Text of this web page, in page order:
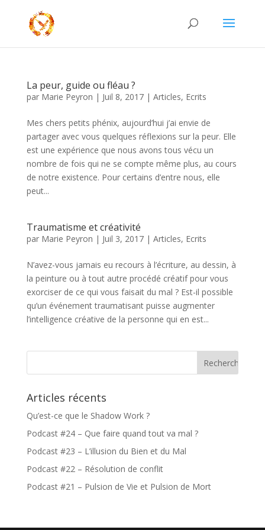
La peur, guide ou fléau ?
par Marie Peyron | Juil 8, 2017| Articles, Ecrits
Mes chers petits phénix, aujourd’hui j’ai envie de
partager avec vous quelques réflexions sur la peur. Elle
est une expérience que nous avons tous vécu un
nombre de fois qui ne se compte même plus, au cours
de notre existence. Pour certains d’entre nous, elle
peut...
Traumatisme et créativité
par Marie Peyron | Juil 3, 2017| Articles, Ecrits
N’avez-vous jamais eu recours à l’écriture, au dessin, à
la peinture ou à tout autre procédé créatif pour vous
exorciser de ce qui vous faisait du mal ? Est-il possible
qu’un événement traumatisant puisse augmenter
l’intelligence créative de la personne qui en est...
Articles récents
Qu’est-ce que le Shadow Work ?
Podcast #24 – Que faire quand tout va mal ?
Podcast #23 – L’illusion du Bien et du Mal
Podcast #22 – Résolution de conflit
Podcast #21 – Pulsion de Vie et Pulsion de Mort